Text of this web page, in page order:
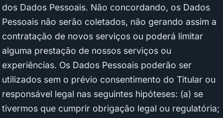
dos Dados Pessoais. Não concordando, os Dados
Pessoais não serão coletados, não gerando assim a
contratação de novos serviços ou poderá limitar
alguma prestação de nossos serviços ou
experiências. Os Dados Pessoais poderão ser
utilizados sem o prévio consentimento do Titular ou
responsável legal nas seguintes hipóteses: (a) se
tivermos que cumprir obrigação legal ou regulatória;